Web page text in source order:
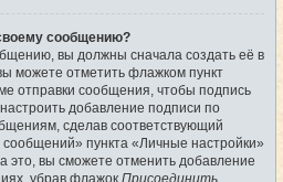
сообщению?
вы должны сначала создать её в
можете отметить флажком пункт
отправки сообщения, чтобы подпись
добавление подписи по
сделав соответствующий
пункта «Личные настройки»
это, вы сможете отменить добавление
убрав флажок Присоединить